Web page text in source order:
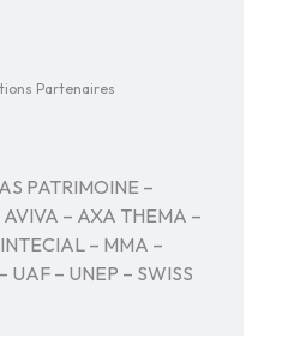
Partenaires
PATRIMOINE –
– AXA THEMA –
– MMA –
UAF – UNEP – SWISS